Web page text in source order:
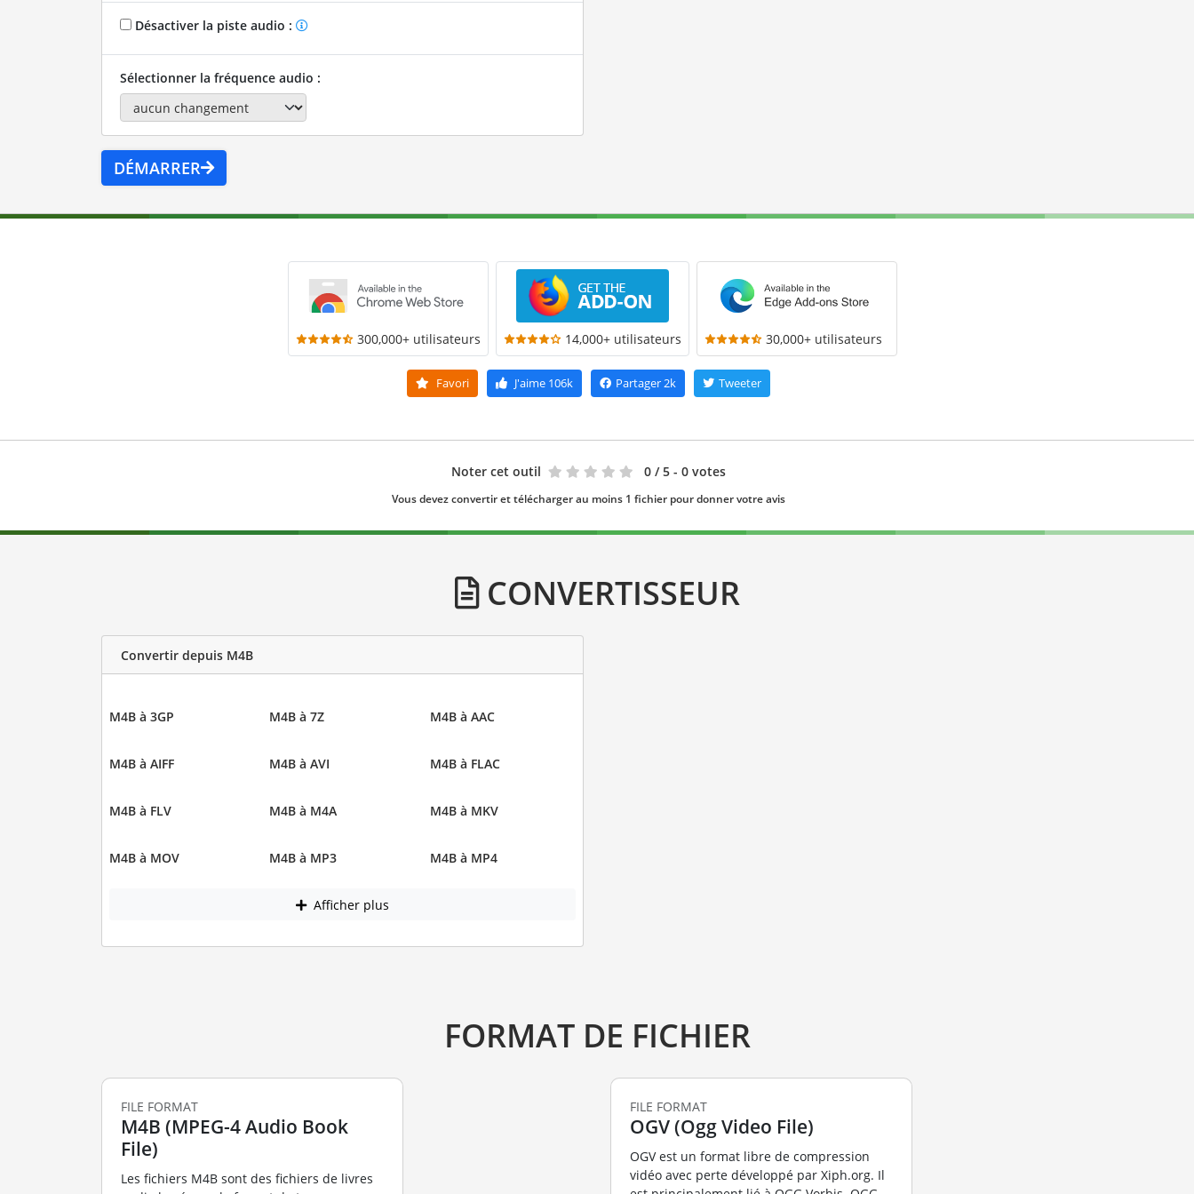
Désactiver la piste audio :
Sélectionner la fréquence audio :
DÉMARRER
300,000+ utilisateurs 14,000+ utilisateurs 30,000+ utilisateurs
Favori J'aime106k Partager2k Tweeter
Noter cet outil 0 / 5 - 0 votes
Vous devez convertir et télécharger au moins 1 fichier pour donner votre avis
CONVERTISSEUR
Convertir depuis M4B
M4B à 3GP M4B à 7Z M4B à AAC
M4B à AIFF M4B à AVI M4B à FLAC
M4B à FLV M4B à M4A M4B à MKV
M4B à MOV M4B à MP3 M4B à MP4
Afficher plus
FORMAT DE FICHIER
FILE FORMAT
M4B (MPEG-4 Audio Book
File)
Les fichiers M4B sont des fichiers de livres
FILE FORMAT
OGV (Ogg Video File)
OGV est un format libre de compression
vidéo avec perte développé par Xiph.org. Il